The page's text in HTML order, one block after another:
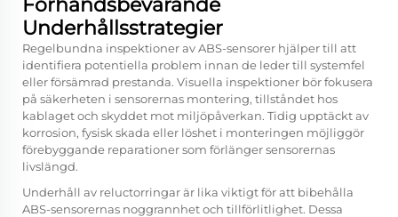
Förhandsbevarande
Underhållsstrategier
Regelbundna inspektioner av ABS-sensorer hjälper till att
identifiera potentiella problem innan de leder till systemfel
eller försämrad prestanda. Visuella inspektioner bör fokusera
på säkerheten i sensorernas montering, tillståndet hos
kablaget och skyddet mot miljöpåverkan. Tidig upptäckt av
korrosion, fysisk skada eller löshet i monteringen möjliggör
förebyggande reparationer som förlänger sensorernas
livslängd.
Underhåll av reluctorringar är lika viktigt för att bibehålla
ABS-sensorernas noggrannhet och tillförlitlighet. Dessa